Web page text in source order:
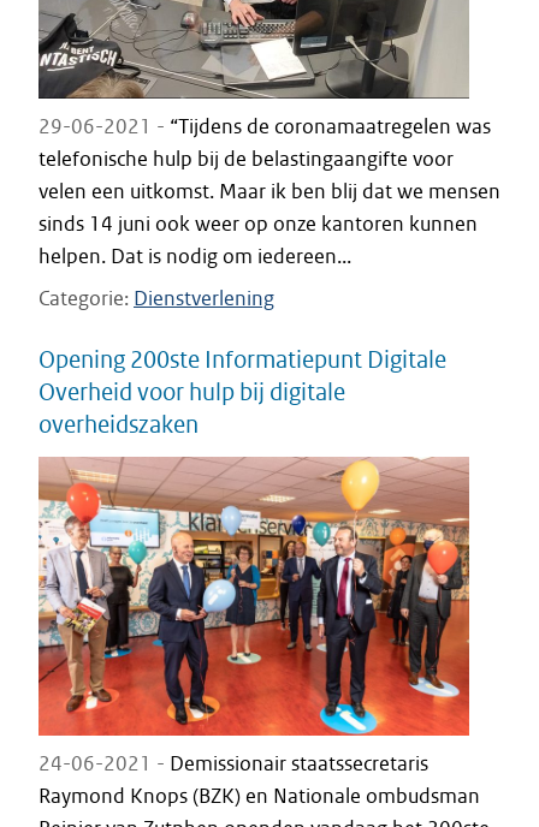
29-06-2021 - “Tijdens de coronamaatregelen was
telefonische hulp bij de belastingaangifte voor
velen een uitkomst. Maar ik ben blij dat we mensen
sinds 14 juni ook weer op onze kantoren kunnen
helpen. Dat is nodig om iedereen...
Categorie Dienstverlening
Opening 200ste Informatiepunt Digitale
Overheid voor hulp bij digitale
overheidszaken
24-06-2021 - Demissionair staatssecretaris
Raymond Knops (BZK) en Nationale ombudsman